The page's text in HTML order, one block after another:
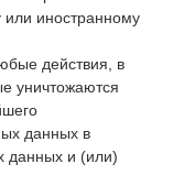
или иностранному
действия, в
уничтожаются
данных в
данных и (или)